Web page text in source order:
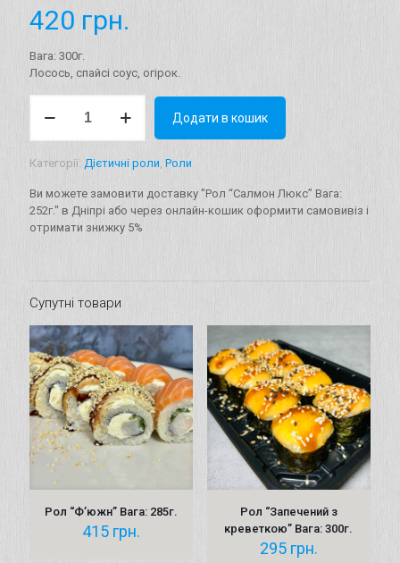
420 грн.
Вага: 300г.
Лосось, спайсі соус, огірок.
"Салмон
252г.
кількість
Додати в кошик
Категорії: Дієтичні роли, Роли
Ви можете замовити доставку "Рол “Салмон Люкс” Вага:
252г." в Дніпрі або через онлайн-кошик оформити самовивіз і
отримати знижку 5%
Супутні товари
Рол “Ф’южн” Вага: 285г.
415 грн.
Рол “Запечений з
креветкою” Вага: 300г.
295 грн.